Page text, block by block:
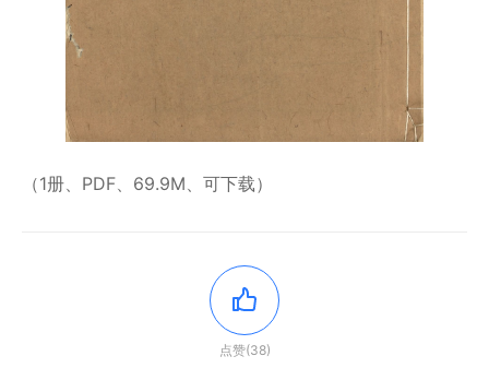
（1册、PDF、69.9M、可下载）
点赞(38)